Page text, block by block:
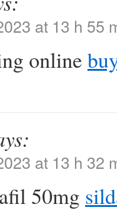
at 13 h 55
online
at 13 h 32
50mg